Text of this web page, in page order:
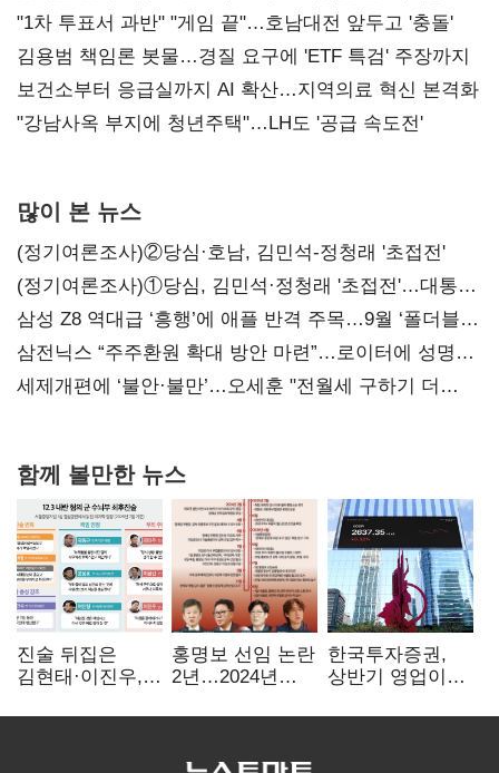
불복'
"1차 투표서 과반" "게임 끝"…호남대전 앞두고 '충돌'
김용범 책임론 봇물…경질 요구에 'ETF 특검' 주장까지
보건소부터 응급실까지 AI 확산…지역의료 혁신 본격화
"강남사옥 부지에 청년주택"…LH도 '공급 속도전'
많이 본 뉴스
(정기여론조사)②당심·호남, 김민석-정청래 '초접전'
(정기여론조사)①당심, 김민석·정청래 '초접전'…대통령
지지도 '50% 아래로'(종합)
삼성 Z8 역대급 ‘흥행’에 애플 반격 주목…9월 ‘폴더블
대전’
삼전닉스 “주주환원 확대 방안 마련”…로이터에 성명
보내
세제개편에 ‘불안·불만’…오세훈 "전월세 구하기 더
함께 볼만한 뉴스
진술 뒤집은
김현태·이진우,
헌신"…법정서
홍명보 선임 논란
2년…2024년
압색까지
한국투자증권,
상반기 영업이익
전년비 89.1%↑